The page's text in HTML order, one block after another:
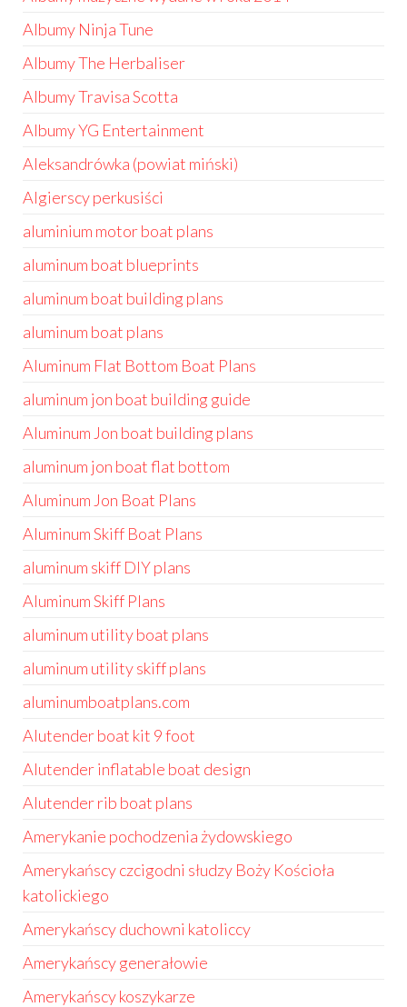
Albumy Ninja Tune
Albumy The Herbaliser
Albumy Travisa Scotta
Albumy YG Entertainment
Aleksandrówka (powiat miński)
Algierscy perkusiści
aluminium motor boat plans
aluminum boat blueprints
aluminum boat building plans
aluminum boat plans
Aluminum Flat Bottom Boat Plans
aluminum jon boat building guide
Aluminum Jon boat building plans
aluminum jon boat flat bottom
Aluminum Jon Boat Plans
Aluminum Skiff Boat Plans
aluminum skiff DIY plans
Aluminum Skiff Plans
aluminum utility boat plans
aluminum utility skiff plans
aluminumboatplans.com
Alutender boat kit 9 foot
Alutender inflatable boat design
Alutender rib boat plans
Amerykanie pochodzenia żydowskiego
Amerykańscy czcigodni słudzy Boży Kościoła
katolickiego
Amerykańscy duchowni katoliccy
Amerykańscy generałowie
Amerykańscy koszykarze